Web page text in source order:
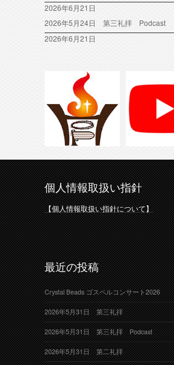
2026年6月21日
2026年5月24日 第三礼拝 Podcast
2026年6月21日
個人情報取扱い指針
【個人情報取扱い指針について】
最近の投稿
Crystal Beads ゴスペルコンサート2026
2026年5月31日 第三礼拝
2026年5月31日 第三礼拝 Podcast
2026年5月31日 第二礼拝